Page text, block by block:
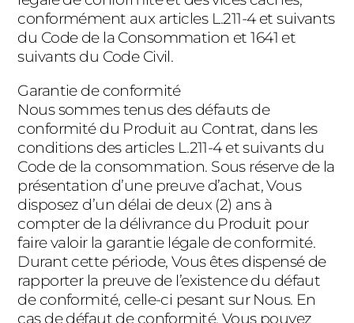
conformément aux articles L.211-4 et suivants
du Code de la Consommation et 1641 et
suivants du Code Civil.
Garantie de conformité
Nous sommes tenus des défauts de
conformité du Produit au Contrat, dans les
conditions des articles L.211-4 et suivants du
Code de la consommation. Sous réserve de la
présentation d’une preuve d’achat, Vous
disposez d’un délai de deux (2) ans à
compter de la délivrance du Produit pour
faire valoir la garantie légale de conformité.
Durant cette période, Vous êtes dispensé de
rapporter la preuve de l’existence du défaut
de conformité, celle-ci pesant sur Nous. En
cas de défaut de conformité, Vous pouvez